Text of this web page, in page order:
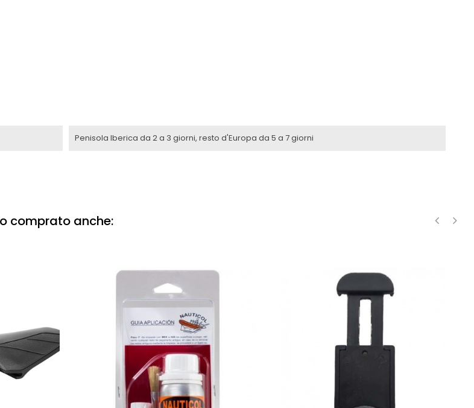
Penisola Iberica da 2 a 3 giorni, resto d'Europa da 5 a 7 giorni
comprato anche: